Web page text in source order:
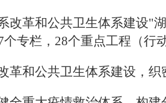
改革和公共卫生体系建设"
个专栏， 28个重点工程（行
革和公共卫生体系建设，